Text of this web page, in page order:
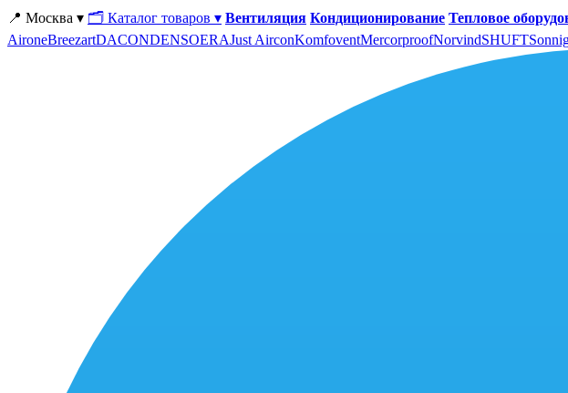
📍 Москва ▾ 🗂 Каталог товаров ▾ Вентиляция Кондиционирование Тепловое
AironeBreezartDACONDENSOERAJust AirconKomfoventMercorproofNorvindSHUFT